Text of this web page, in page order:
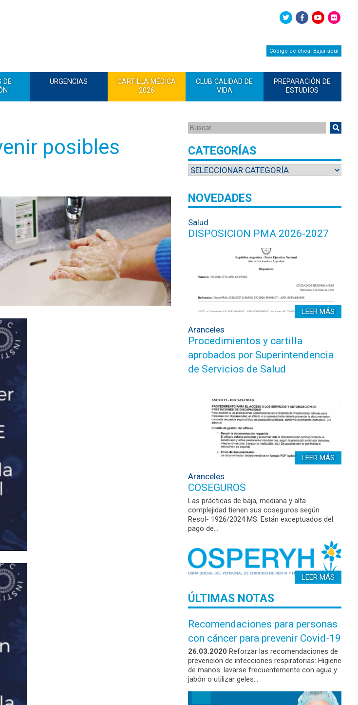
Código de ética: Bajar aquí
DE
URGENCIAS
CARTILLA MÉDICA
2026
CLUB CALIDAD DE
VIDA
PREPARACIÓN DE
ESTUDIOS
posibles
CATEGORÍAS
NOVEDADES
Salud
DISPOSICION PMA 2026-2027
LEER MÁS
Aranceles
Procedimientos y cartilla
aprobados por Superintendencia
de Servicios de Salud
LEER MÁS
Aranceles
COSEGUROS
Las prácticas de baja, mediana y alta
complejidad tienen sus coseguros según
Resol- 1926/2024 MS. Están exceptuados del
pago de…
LEER MÁS
ÚLTIMAS NOTAS
Recomendaciones para personas
con cáncer para prevenir Covid-19
26.03.2020 Reforzar las recomendaciones de
prevención de infecciones respiratorias: Higiene
de manos: lavarse frecuentemente con agua y
jabón o utilizar geles…